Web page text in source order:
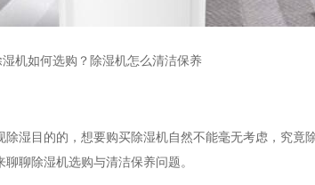
机如何选购？除湿机怎么清洁保养
目的的，想要购买除湿机自然不能毫无考虑，究竟
聊除湿机选购与清洁保养问题。